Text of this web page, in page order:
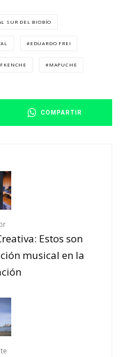
SUR DEL BIOBÍO
EDUARDO FREI
MAPUCHE
COMPARTIR
Estos son
musical en la